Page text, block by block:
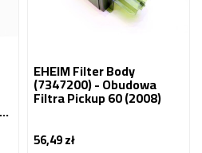
EHEIM Filter Body
(7347200) - Obudowa
Filtra Pickup 60 (2008)
56,49 złCena